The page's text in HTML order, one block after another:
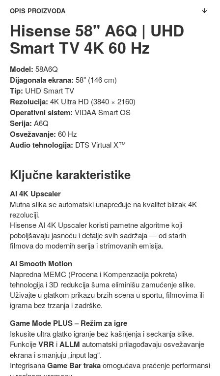
OPIS PROIZVODA
Hisense 58" A6Q | UHD
Smart TV 4K 60 Hz
Model: 58A6Q
Dijagonala ekrana: 58" (146 cm)
Tip: UHD Smart TV
Rezolucija: 4K Ultra HD (3840 × 2160)
Operativni sistem: VIDAA Smart OS
Serija: A6Q
Osvežavanje: 60 Hz
Audio tehnologija: DTS Virtual X™
Ključne karakteristike
AI 4K Upscaler
Mutna slika se automatski unapređuje na kvalitet blizak 4K
rezoluciji.
Hisense AI 4K Upscaler koristi pametne algoritme koji
poboljšavaju jasnoću i detalje svih sadržaja — od starih
filmova do modernih serija i strimovanih emisija.
AI Smooth Motion
Napredna MEMC (Procena i Kompenzacija pokreta)
tehnologija i 3D redukcija šuma eliminišu zamućenje slike.
Uživajte u glatkom prikazu brzih scena u sportu, filmovima ili
igrama bez trzanja i zadrške.
Game Mode PLUS – Režim za igre
Iskusite ultra glatko igranje bez kašnjenja i seckanja slike.
FunkcijeVRR iALLM automatski prilagođavaju osvežavanje
ekrana i smanjuju „input lag“.
IntegrisanaGame Bar trakaomogućava praćenje performansi